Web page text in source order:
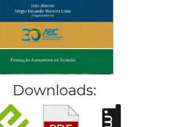
Downloads: